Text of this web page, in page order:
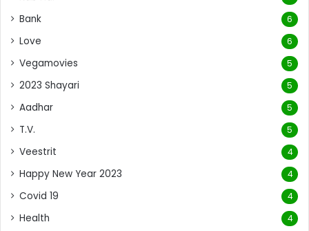
Bank 6
Love 6
Vegamovies 5
2023 Shayari 5
Aadhar 5
T.V. 5
Veestrit 4
Happy New Year 2023 4
Covid 19 4
Health 4